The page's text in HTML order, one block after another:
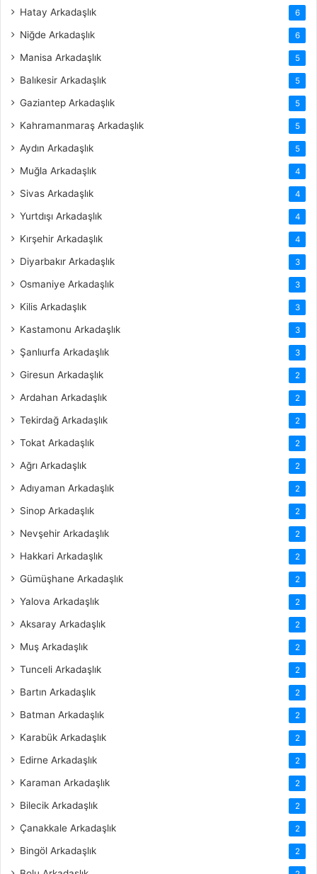
Hatay Arkadaşlık 6
Niğde Arkadaşlık 6
Manisa Arkadaşlık 5
Balıkesir Arkadaşlık 5
Gaziantep Arkadaşlık 5
Kahramanmaraş Arkadaşlık 5
Aydın Arkadaşlık 5
Muğla Arkadaşlık 4
Sivas Arkadaşlık 4
Yurtdışı Arkadaşlık 4
Kırşehir Arkadaşlık 4
Diyarbakır Arkadaşlık 3
Osmaniye Arkadaşlık 3
Kilis Arkadaşlık 3
Kastamonu Arkadaşlık 3
Şanlıurfa Arkadaşlık 3
Giresun Arkadaşlık 2
Ardahan Arkadaşlık 2
Tekirdağ Arkadaşlık 2
Tokat Arkadaşlık 2
Ağrı Arkadaşlık 2
Adıyaman Arkadaşlık 2
Sinop Arkadaşlık 2
Nevşehir Arkadaşlık 2
Hakkari Arkadaşlık 2
Gümüşhane Arkadaşlık 2
Yalova Arkadaşlık 2
Aksaray Arkadaşlık 2
Muş Arkadaşlık 2
Tunceli Arkadaşlık 2
Bartın Arkadaşlık 2
Batman Arkadaşlık 2
Karabük Arkadaşlık 2
Edirne Arkadaşlık 2
Karaman Arkadaşlık 2
Bilecik Arkadaşlık 2
Çanakkale Arkadaşlık 2
Bingöl Arkadaşlık 2